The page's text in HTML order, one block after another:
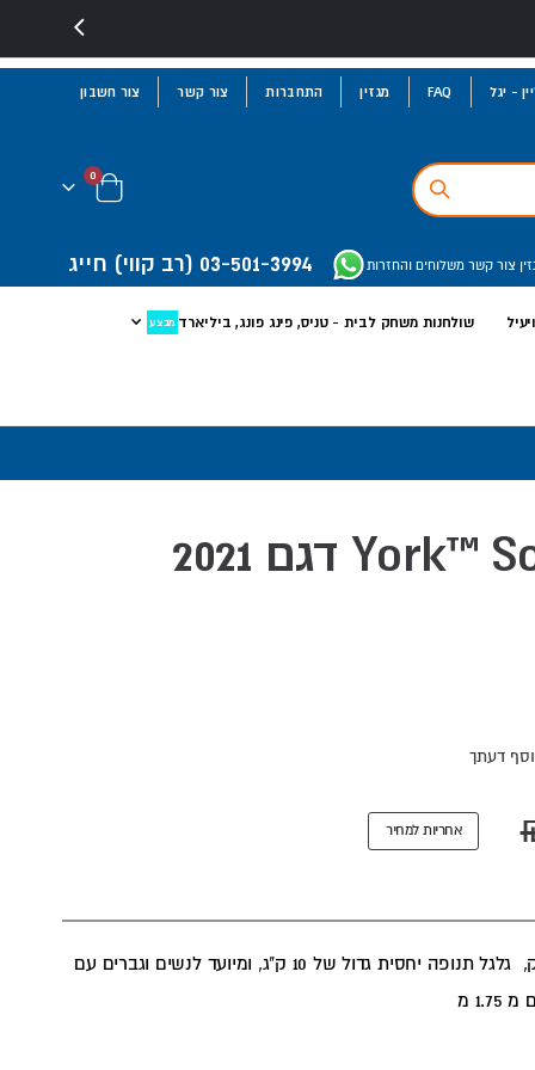
- יגל FAQ מגזין התחברות צור קשר צור חשבון
03-501-3994 (רב קווי) חייג צור קשר משלוחים והחזרות
Cart
0פריטים
שולחנות משחק לבית - טניס, פינג פונג, ביליארד מבצע
אליפטיקל מגנטי York™ Solo דגם 2021
דעתך
אחריות למחיר
אליפטיקל סולו דגם חדש לשנת 2021 של חברת יורק, גלגל תנופה יחסית גדול של 10 ק"ג, ומיועד לנשים וגברים עם